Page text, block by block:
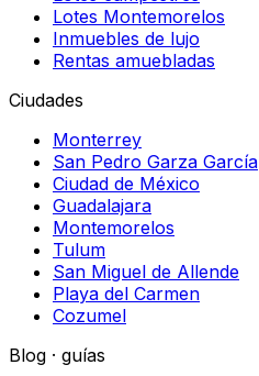
Lotes Montemorelos
Inmuebles de lujo
Rentas amuebladas
Ciudades
Monterrey
San Pedro Garza García
Ciudad de México
Guadalajara
Montemorelos
Tulum
San Miguel de Allende
Playa del Carmen
Cozumel
Blog · guías